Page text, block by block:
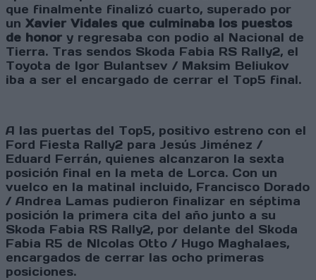
que finalmente finalizó cuarto, superado por
un Xavier Vidales que culminaba los puestos
de honor y regresaba con podio al Nacional de
Tierra. Tras sendos Skoda Fabia RS Rally2, el
Toyota de Igor Bulantsev / Maksim Beliukov
iba a ser el encargado de cerrar el Top5 final.
A las puertas del Top5, positivo estreno con el
Ford Fiesta Rally2 para Jesús Jiménez /
Eduard Ferrán, quienes alcanzaron la sexta
posición final en la meta de Lorca. Con un
vuelco en la matinal incluido, Francisco Dorado
/ Andrea Lamas pudieron finalizar en séptima
posición la primera cita del año junto a su
Skoda Fabia RS Rally2, por delante del Skoda
Fabia R5 de NIcolas Otto / Hugo Maghalaes,
encargados de cerrar las ocho primeras
posiciones.